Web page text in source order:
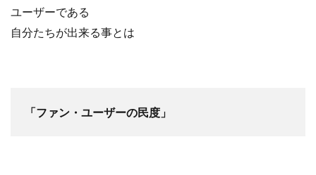
ユーザーである
自分たちが出来る事とは
「ファン・ユーザーの民度」